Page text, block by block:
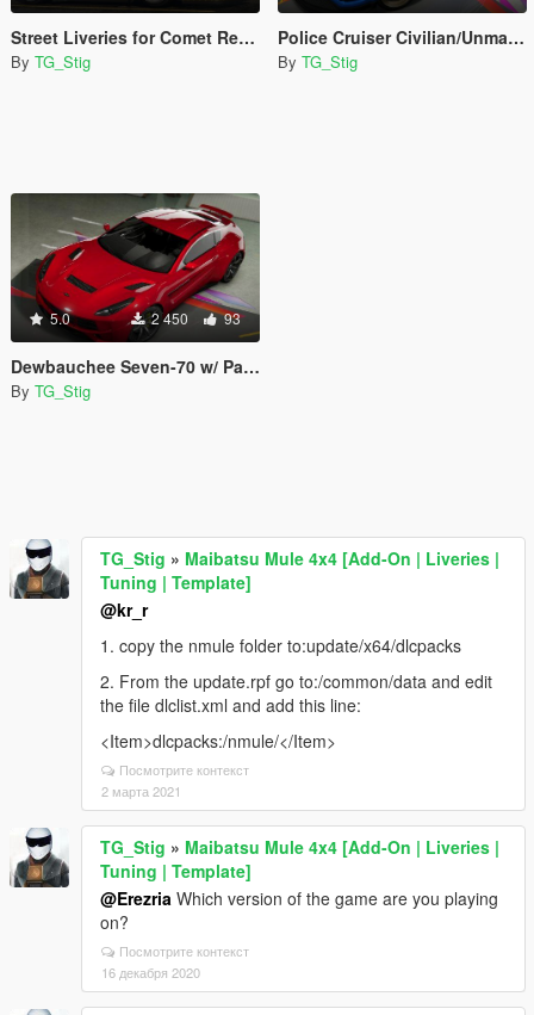
Street Liveries for Comet Retro Custom
By TG_Stig
Police Cruiser Civilian/Unmarked
By TG_Stig
5.0 2 450 93
Dewbauchee Seven-70 w/ Painted Roof & Low Profile Spoilers
By TG_Stig
TG_Stig » Maibatsu Mule 4x4 [Add-On | Liveries |
Tuning | Template]
@kr_r
1. copy the nmule folder to:update/x64/dlcpacks
2. From the update.rpf go to:/common/data and edit
the file dlclist.xml and add this line:
<Item>dlcpacks:/nmule/</Item>
Посмотрите контекст
2 марта 2021
TG_Stig » Maibatsu Mule 4x4 [Add-On | Liveries |
Tuning | Template]
@Erezria Which version of the game are you playing
on?
Посмотрите контекст
16 декабря 2020